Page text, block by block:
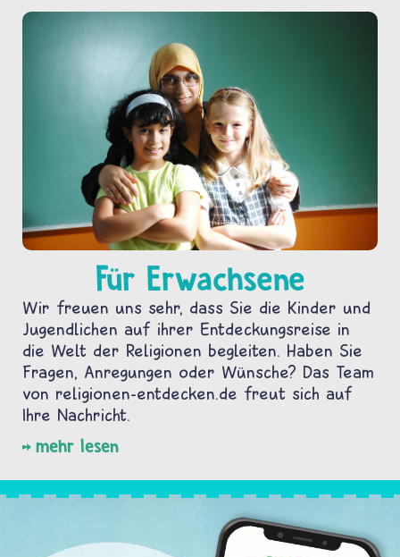
Für Erwachsene
Wir freuen uns sehr, dass Sie die Kinder und
Jugendlichen auf ihrer Entdeckungsreise in
die Welt der Religionen begleiten. Haben Sie
Fragen, Anregungen oder Wünsche? Das Team
von religionen-entdecken.de freut sich auf
Ihre Nachricht.
mehr lesen